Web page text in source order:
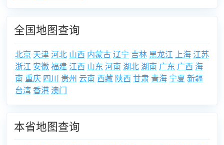
全国地图查询
北京 天津河北 山西 内蒙古辽宁 吉林黑龙江 上海 江苏
浙江 安徽福建 江西 山东 河南 湖北湖南 广东 广西 海
南 重庆 四川 贵州 云南 西藏 陕西 甘肃 青海 宁夏 新疆
台湾 香港 澳门
本省地图查询